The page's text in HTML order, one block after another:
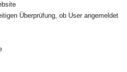
Überprüfung, ob User angemeldet